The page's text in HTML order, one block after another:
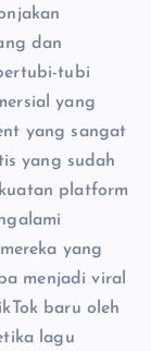
dan
tubi
yang
yang sangat
yang sudah
platform
yang
menjadi viral
baru oleh
lagu